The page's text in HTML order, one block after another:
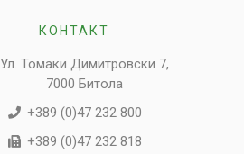
КОНТАКТ
Ул. Томаки Димитровски 7,
7000 Битола
+389 (0)47 232 800
+389 (0)47 232 818